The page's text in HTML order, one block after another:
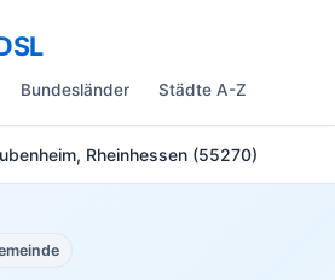
Bundesländer Städte A-Z
Rheinhessen (55270)